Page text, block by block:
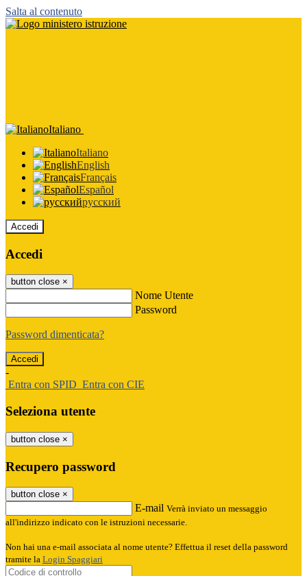
Salta al contenuto
Italiano
Italiano
English
Français
Español
русский
Accedi
Accedi
button close ×
Nome Utente
Password
Password dimenticata?
-
Entra con SPID Entra con CIE
Seleziona utente
button close ×
Recupero password
button close ×
E-mail Verrà inviato un messaggio
all'indirizzo indicato con le istruzioni necessarie.
Non hai una e-mail associata al nome utente? Effettua il reset della password
tramite la Login Spaggiari